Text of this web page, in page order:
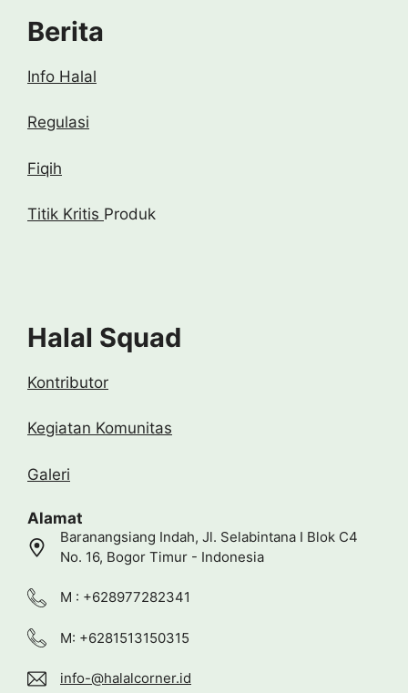
Berita
Info Halal
Regulasi
Fiqih
Titik Kritis Produk
Halal Squad
Kontributor
Kegiatan Komunitas
Galeri
Alamat
Baranangsiang Indah, Jl. Selabintana I Blok C4
No. 16, Bogor Timur - Indonesia
M : +628977282341
M: +6281513150315
info-@halalcorner.id